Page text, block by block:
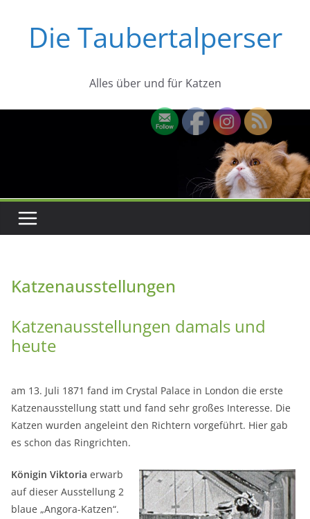
springenDie Taubertalperser
Alles über und für Katzen
Katzenausstellungen
Katzenausstellungen damals und
heute
am 13. Juli 1871 fand im Crystal Palace in London die erste
Katzenausstellung statt und fand sehr großes Interesse. Die
Katzen wurden angeleint den Richtern vorgeführt. Hier gab
es schon das Ringrichten.
Königin Viktoria erwarb
auf dieser Ausstellung 2
blaue „Angora-Katzen“.